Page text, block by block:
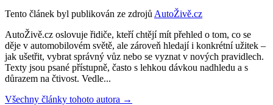
Tento článek byl publikován ze zdrojů AutoŽivě.cz
AutoŽivě.cz oslovuje řidiče, kteří chtějí mít přehled o tom, co se
děje v automobilovém světě, ale zároveň hledají i konkrétní užitek –
jak ušetřit, vybrat správný vůz nebo se vyznat v nových pravidlech.
Texty jsou psané přístupně, často s lehkou dávkou nadhledu a s
důrazem na čtivost. Vedle...
Všechny články tohoto autora →